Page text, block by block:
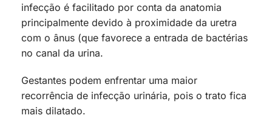
infecção é facilitado por conta da anatomia
principalmente devido à proximidade da uretra
com o ânus (que favorece a entrada de bactérias
no canal da urina.
Gestantes podem enfrentar uma maior
recorrência de infecção urinária, pois o trato fica
mais dilatado.